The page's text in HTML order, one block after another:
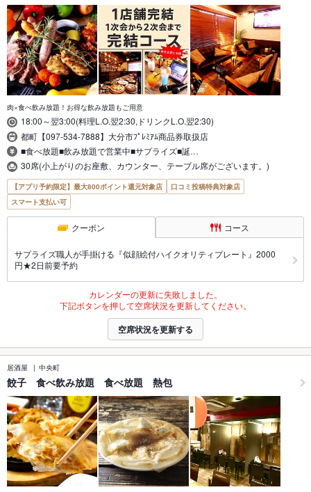
肉×食べ飲み放題！お得な飲み放題もご用意
18:00～翌3:00(料理L.O.翌2:30,ドリンクL.O.翌2:30)
都町【097-534-7888】大分市ﾌﾟﾚﾐｱﾑ商品券取扱店
■食べ放題■飲み放題で営業中■サプライズ■誕…
30席(小上がりのお座敷、カウンター、テーブル席がございます。)
【アプリ予約限定】最大800ポイント還元対象店
口コミ投稿特典対象店
スマート支払い可
クーポン コース
サプライズ職人が手掛ける『似顔絵付ハイクオリティプレート』2000
円★2日前要予約
カレンダーの更新に失敗しました。
下記ボタンを押して空席状況を更新してください。
空席状況を更新する
居酒屋 中央町
餃子 食べ飲み放題 食べ放題 熱包